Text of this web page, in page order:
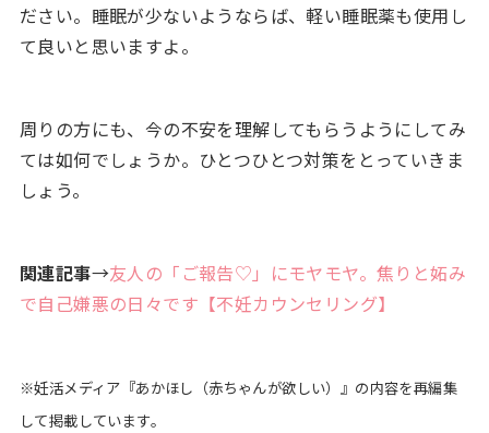
ださい。睡眠が少ないようならば、軽い睡眠薬も使用し
て良いと思いますよ。
周りの方にも、今の不安を理解してもらうようにしてみ
ては如何でしょうか。ひとつひとつ対策をとっていきま
しょう。
関連記事→友人の「ご報告♡」にモヤモヤ。焦りと妬み
で自己嫌悪の日々です【不妊カウンセリング】
※妊活メディア『あかほし（赤ちゃんが欲しい）』の内容を再編集
して掲載しています。